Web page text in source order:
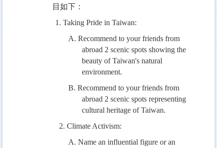
目如下：
1. Taking Pride in Taiwan:
A. Recommend to your friends from
abroad 2 scenic spots showing the
beauty of Taiwan's natural
environment.
B. Recommend to your friends from
abroad 2 scenic spots representing
cultural heritage of Taiwan.
2. Climate Activism:
A. Name an influential figure or an